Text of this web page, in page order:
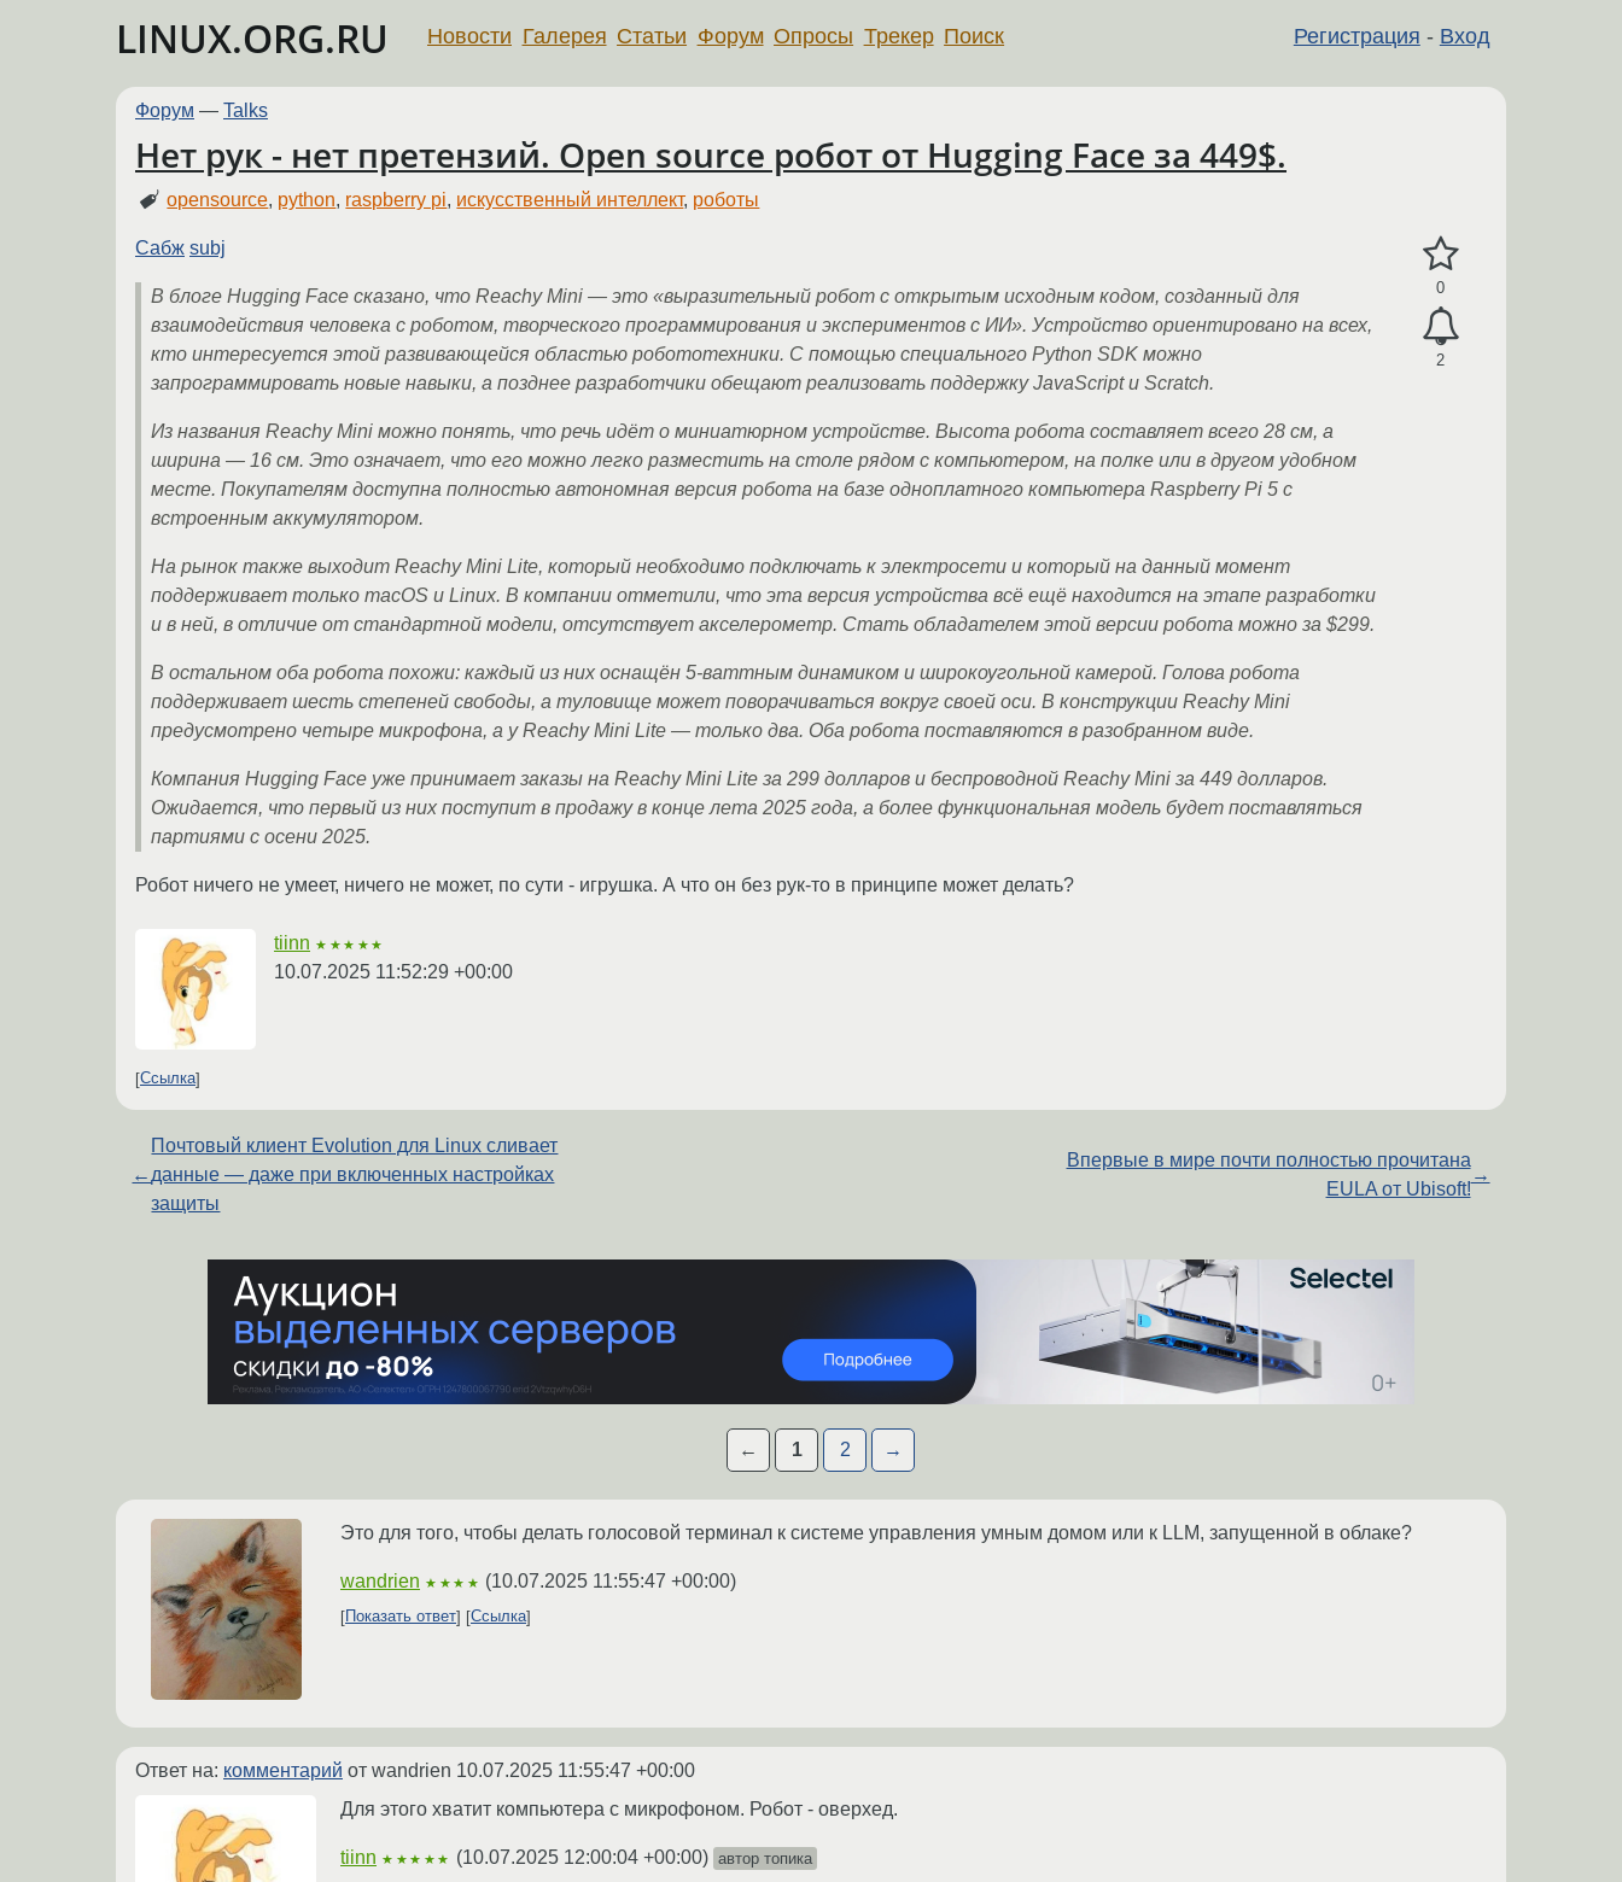
LINUX.ORG.RU Регистрация - Вход
Новости Галерея Статьи Форум Опросы Трекер Поиск
Форум — Talks
Нет рук - нет претензий. Open source робот от Hugging Face за 449$.
opensource, python, raspberry pi, искусственный интеллект, роботы
0
2
Сабж subj
В блоге Hugging Face сказано, что Reachy Mini — это «выразительный робот с открытым исходным кодом, созданный для
взаимодействия человека с роботом, творческого программирования и экспериментов с ИИ». Устройство ориентировано на всех,
кто интересуется этой развивающейся областью робототехники. С помощью специального Python SDK можно
запрограммировать новые навыки, а позднее разработчики обещают реализовать поддержку JavaScript и Scratch.
Из названия Reachy Mini можно понять, что речь идёт о миниатюрном устройстве. Высота робота составляет всего 28 см, а
ширина — 16 см. Это означает, что его можно легко разместить на столе рядом с компьютером, на полке или в другом удобном
месте. Покупателям доступна полностью автономная версия робота на базе одноплатного компьютера Raspberry Pi 5 с
встроенным аккумулятором.
На рынок также выходит Reachy Mini Lite, который необходимо подключать к электросети и который на данный момент
поддерживает только macOS и Linux. В компании отметили, что эта версия устройства всё ещё находится на этапе разработки
и в ней, в отличие от стандартной модели, отсутствует акселерометр. Стать обладателем этой версии робота можно за $299.
В остальном оба робота похожи: каждый из них оснащён 5-ваттным динамиком и широкоугольной камерой. Голова робота
поддерживает шесть степеней свободы, а туловище может поворачиваться вокруг своей оси. В конструкции Reachy Mini
предусмотрено четыре микрофона, а у Reachy Mini Lite — только два. Оба робота поставляются в разобранном виде.
Компания Hugging Face уже принимает заказы на Reachy Mini Lite за 299 долларов и беспроводной Reachy Mini за 449 долларов.
Oжидается, что первый из них поступит в продажу в конце лета 2025 года, а более функциональная модель будет поставляться
партиями с осени 2025.
Робот ничего не умеет, ничего не может, по сути - игрушка. А что он без рук-то в принципе может делать?
tiinn ★★★★★
10.07.2025 11:52:29 +00:00
Ссылка
←
Почтовый клиент Evolution для Linux сливает
данные — даже при включенных настройках
защиты
Впервые в мире почти полностью прочитана
EULA от Ubisoft!
→
← 1 2 →
Это для того, чтобы делать голосовой терминал к системе управления умным домом или к LLM, запущенной в облаке?
wandrien ★★★★ (10.07.2025 11:55:47 +00:00)
Показать ответ Ссылка
Ответ на: комментарий от wandrien 10.07.2025 11:55:47 +00:00
Для этого хватит компьютера с микрофоном. Робот - оверхед.
tiinn ★★★★★ (10.07.2025 12:00:04 +00:00) автор топика